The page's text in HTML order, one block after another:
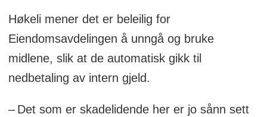
Høkeli mener det er beleilig for
Eiendomsavdelingen å unngå og bruke
midlene, slik at de automatisk gikk til
nedbetaling av intern gjeld.
– Det som er skadelidende her er jo sånn sett